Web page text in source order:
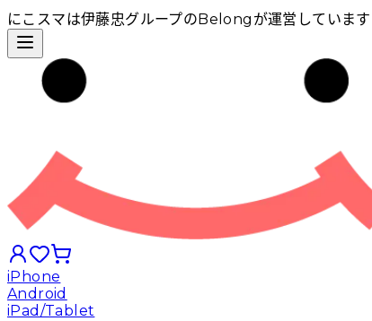
にこスマは伊藤忠グループのBelongが運営しています
iPhone
Android
iPad/Tablet